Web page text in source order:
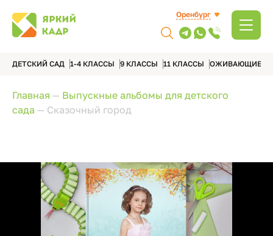
Оренбург
ДЕТСКИЙ САД 1-4 КЛАССЫ 9 КЛАССЫ 11 КЛАССЫ ОЖИВАЮЩИЕ
Главная — Выпускные альбомы для детского
сада — Сказочный город